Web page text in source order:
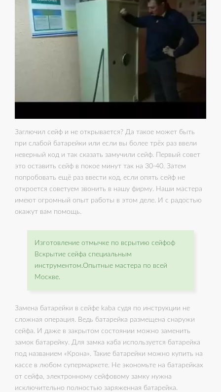
Заглючил сейф и не открывается? Да такое может быть
при слабой батарейки или если вы более трёх раз ввели
неверный код и так сказать замучили сейф. Первый совет
это оставить сейф в покое минут так на 30-40. Затем
попробовать ещё раз ввести код, если опять сейф не
откроется советуем звонить в нашу фирму. Наши мастера
имеют огромный опыт работы в этом деле. И с радостью
окажут вам помощь.
Изготовление отмычке по всрытию сейфоф
Вскрытие сейфа специальным
инструментом.Опытные мастера по всей
Москве.
Замена батарейки в сейфе kaba судя по инструкции не
сложная операция. Ведь батарейка размещена снаружи
сейфа. И даже в закрытом состоянии можно заменить
замок батарейку. Для замка каба используется батарейка
под названием «Крона». Такие батарейки можно купить на
кассе в любом супермаркете. Не экономьте на батарейках
от сейфа, электронному сейфовому замку нужна
исключительно полностью заряженная батарейка.